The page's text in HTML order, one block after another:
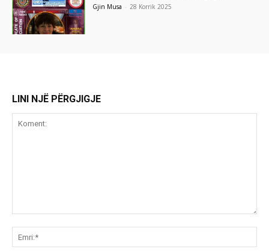
Gjin Musa - 28 Korrik 2025
LINI NJË PËRGJIGJE